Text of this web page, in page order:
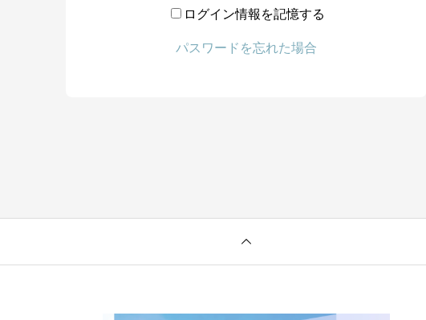
ログイン情報を記憶する
パスワードを忘れた場合